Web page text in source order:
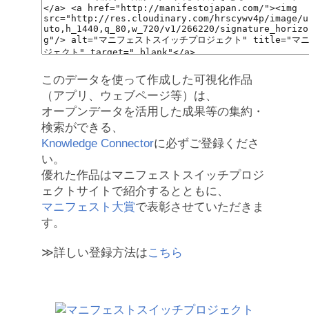
このデータを使って作成した可視化作品
（アプリ、ウェブページ等）は、
オープンデータを活用した成果等の集約・
検索ができる、
Knowledge Connectorに必ずご登録くださ
い。
優れた作品はマニフェストスイッチプロジ
ェクトサイトで紹介するとともに、
マニフェスト大賞で表彰させていただきま
す。
≫詳しい登録方法はこちら